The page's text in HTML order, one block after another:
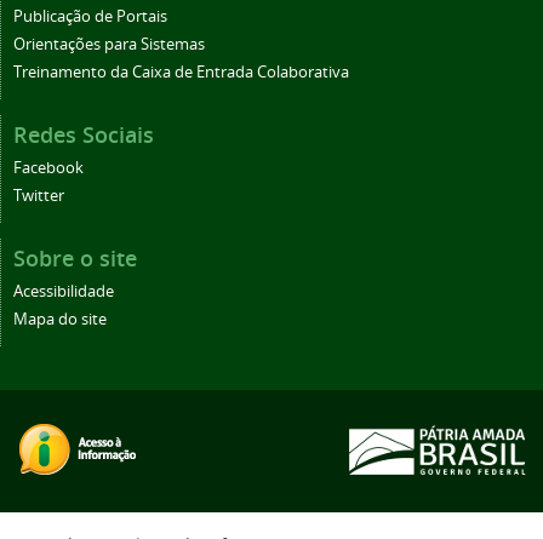
Publicação de Portais
Orientações para Sistemas
Treinamento da Caixa de Entrada Colaborativa
Redes Sociais
Facebook
Twitter
Sobre o site
Acessibilidade
Mapa do site